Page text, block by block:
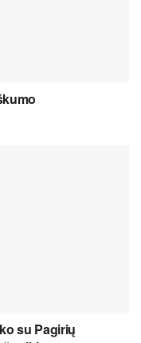
su Pagirių